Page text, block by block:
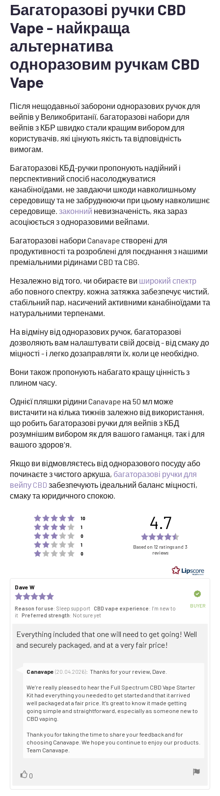
Багаторазові ручки CBD
Vape - найкраща
альтернатива
одноразовим ручкам CBD
Vape
Після нещодавньої заборони одноразових ручок для
вейпів у Великобританії, багаторазові набори для
вейпів з КБР швидко стали кращим вибором для
користувачів, які цінують якість та відповідність
вимогам.
Багаторазові КБД-ручки пропонують надійний і
перспективний спосіб насолоджуватися
канабіноїдами, не завдаючи шкоди навколишньому
середовищу та не забруднюючи при цьому навколишнє
середовище. законний невизначеність, яка зараз
асоціюється з одноразовими вейпами.
Багаторазові набори Canavape створені для
продуктивності та розроблені для поєднання з нашими
преміальними рідинами CBD та CBG.
Незалежно від того, чи обираєте ви широкий спектр
або повного спектру, кожна затяжка забезпечує чистий,
стабільний пар, насичений активними канабіноїдами та
натуральними терпенами.
На відміну від одноразових ручок, багаторазові
дозволяють вам налаштувати свій досвід - від смаку до
міцності - і легко дозаправляти їх, коли це необхідно.
Вони також пропонують набагато кращу цінність з
плином часу.
Однієї пляшки рідини Canavape на 50 мл може
вистачити на кілька тижнів залежно від використання,
що робить багаторазові ручки для вейпів з КБД
розумнішим вибором як для вашого гаманця, так і для
вашого здоров'я.
Якщо ви відмовляєтесь від одноразового посуду або
починаєте з чистого аркуша, багаторазові ручки для
вейпу CBD забезпечують ідеальний баланс міцності,
смаку та юридичного спокою.
Rating 5 out of 5 stars
10
Rating 4 out of 5 stars
1
Rating 3 out of 5 stars
0
Rating 2 out of 5 stars
1
Rating 1 out of 5 stars
0
4.7
4.7
of
5
stars
Based on 12 ratings and 3
reviews
Review
author:
Dave W
date:
5.0
out
5
stars
Reason for use: Sleep support CBD vape experience: I’m new to
it
Preferred strength: Not sure yet
BUYER
Review
text:
Everything included that one will need to get going! Well
and securely packaged, and at a very fair price!
Reply
Canavape (20.04.2026): Thanks for your review, Dave.
We’re really pleased to hear the Full Spectrum CBD Vape Starter
Kit had everything you needed to get started and that it arrived
well packaged at a fair price. It’s great to know it made getting
going simple and straightforward, especially as someone new to
CBD vaping.
Thank you for taking the time to share your feedback and for
choosing Canavape. We hope you continue to enjoy our products.
Team Canavape.
Vote
0